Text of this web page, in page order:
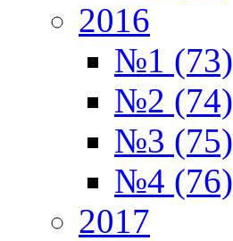
2016
№1 (73)
№2 (74)
№3 (75)
№4 (76)
2017